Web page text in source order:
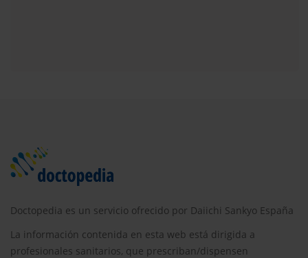
Doctopedia es un servicio ofrecido por Daiichi Sankyo España
La información contenida en esta web está dirigida a
profesionales sanitarios, que prescriban/dispensen